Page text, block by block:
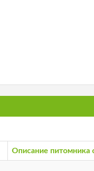
Описание питомника